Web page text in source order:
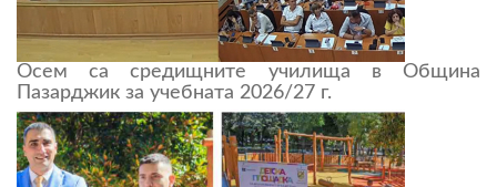
Осем са средищните училища в Община
Пазарджик за учебната 2026/27 г.